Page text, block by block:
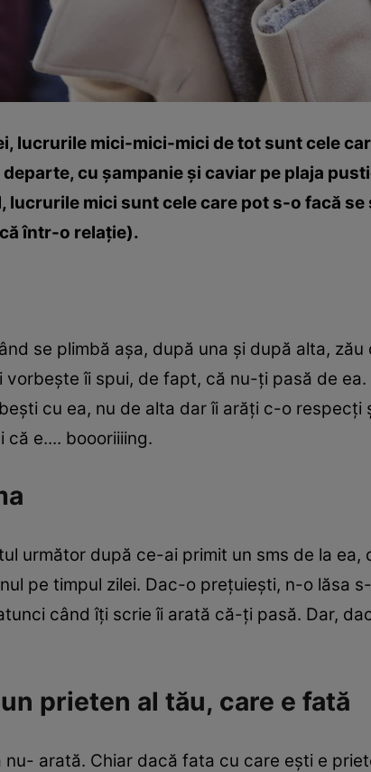
lucrurile mici-mici-mici de tot sunt cele
cu şampanie şi caviar pe plaja
lucrurile mici sunt cele care pot s-o facă
într-o relaţie).
se plimbă aşa, după una şi după alta,
îi spui, de fapt, că nu-ţi pasă de
cu ea, nu de alta dar îi arăţi c-o respecţi
e.... boooriiiing.
următor după ce-ai primit un sms de la
pe timpul zilei. Dac-o preţuieşti, n-o lăsa
când îţi scrie îi arată că-ţi pasă. Dar,
prieten al tău, care e fată
arată. Chiar dacă fata cu care eşti e